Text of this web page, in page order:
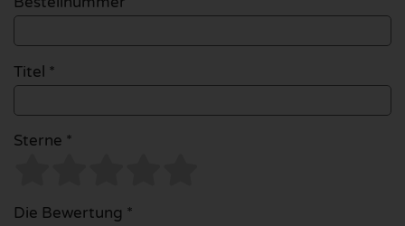
Titel *
Sterne *
Die Bewertung *